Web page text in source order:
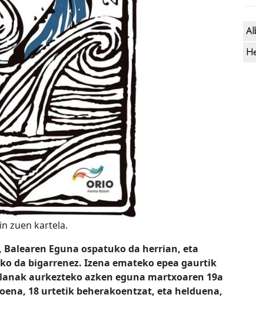
zuen kartela.
Eguna ospatuko da herrian, eta
da bigarrenez. Izena emateko epea gaurtik
aurkezteko azken eguna martxoaren 19a
18 urtetik beherakoentzat, eta helduena,